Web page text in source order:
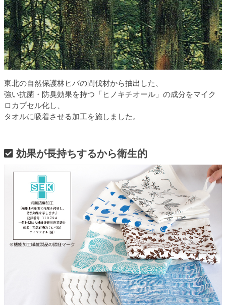
東北の自然保護林ヒバの間伐材から抽出した、
強い抗菌・防臭効果を持つ「ヒノキチオール」の成分をマイク
ロカプセル化し、
タオルに吸着させる加工を施しました。
効果が長持ちするから衛生的